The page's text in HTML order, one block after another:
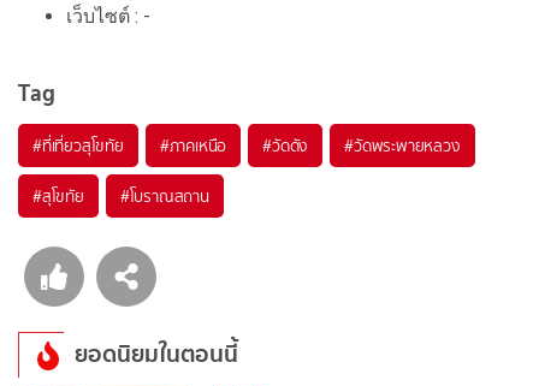
เว็บไซต์ : -
Tag
#ที่เที่ยวสุโขทัย #ภาคเหนือ #วัดดัง #วัดพระพายหลวง
#สุโขทัย #โบราณสถาน
ยอดนิยมในตอนนี้